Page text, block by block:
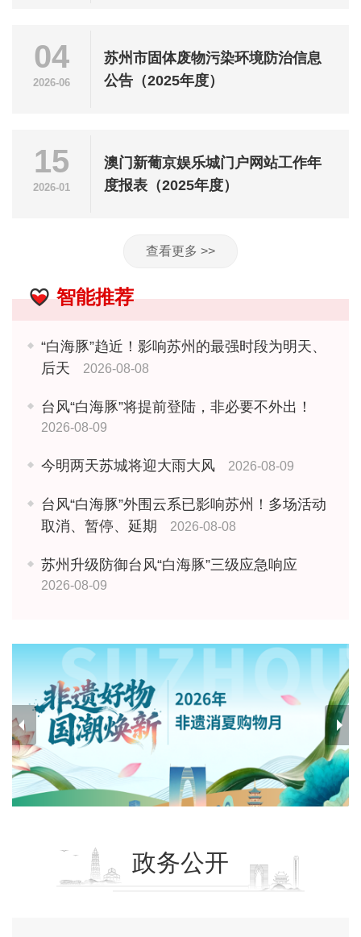
04
2026-06
苏州市固体废物污染环境防治信息
公告（2025年度）
15
2026-01
澳门新葡京娱乐城门户网站工作年
度报表（2025年度）
查看更多 >>
智能推荐
“白海豚”趋近！影响苏州的最强时段为明天、
后天
2026-08-08
台风“白海豚”将提前登陆，非必要不外出！
2026-08-09
今明两天苏城将迎大雨大风 2026-08-09
台风“白海豚”外围云系已影响苏州！多场活动
取消、暂停、延期
2026-08-08
苏州升级防御台风“白海豚”三级应急响应
2026-08-09
政务公开